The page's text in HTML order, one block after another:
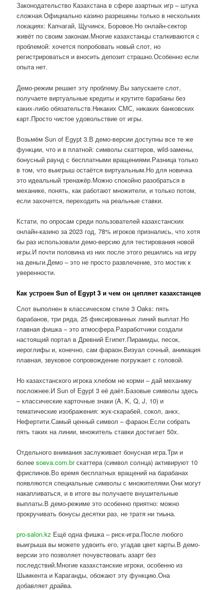
Законодательство Казахстана в сфере азартных игр – штука
сложная.Официально казино разрешены только в нескольких
локациях: Капчагай, Щучинск, Боровое.Но онлайн-сектор
живёт по своим законам.Многие казахстанцы сталкиваются с
проблемой: хочется попробовать новый слот, но
регистрироваться и вносить депозит страшно.Особенно если
опыта нет.
Демо-режим решает эту проблему.Вы запускаете слот,
получаете виртуальные кредиты и крутите барабаны без
каких-либо обязательств.Никаких СМС, никаких банковских
карт.Просто чистое удовольствие от игры.
Возьмём Sun of Egypt 3.В демо-версии доступны все те же
функции, что и в платной: символы скаттеров, wild-замены,
бонусный раунд с бесплатными вращениями.Разница только
в том, что выигрыш остаётся виртуальным.Но для новичка
это идеальный тренажёр.Можно спокойно разобраться в
механике, понять, как работают множители, и только потом,
если захочется, переходить на реальные ставки.
Кстати, по опросам среди пользователей казахстанских
онлайн-казино за 2023 год, 78% игроков признались, что хотя
бы раз использовали демо-версию для тестирования новой
игры.И почти половина из них после этого решились на игру
на деньги.Демо – это не просто развлечение, это мостик к
уверенности.
Как устроен Sun of Egypt 3 и чем он цепляет казахстанцев
Слот выполнен в классическом стиле 3 Oaks: пять
барабанов, три ряда, 25 фиксированных линий выплат.Но
главная фишка – это атмосфера.Разработчики создали
настоящий портал в Древний Египет.Пирамиды, песок,
иероглифы и, конечно, сам фараон.Визуал сочный, анимация
плавная, звуковое сопровождение погружает с головой.
Но казахстанского игрока хлебом не корми – дай механику
посложнее.И Sun of Egypt 3 её даёт.Базовые символы здесь
– классические карточные знаки (A, K, Q, J, 10) и
тематические изображения: жук-скарабей, сокол, анкх,
Нефертити.Самый ценный символ – фараон.Если собрать
пять таких на линии, множитель ставки достигает 50x.
Отдельного внимания заслуживает бонусная игра.Три и
болееsoeva.com.brскаттера (символ солнца) активируют 10
фриспинов.Во время бесплатных вращений на барабанах
появляются специальные символы с множителями.Они могут
накапливаться, и в итоге вы получаете внушительные
выплаты.В демо-режиме это особенно приятно: можно
прокручивать бонусы десятки раз, не тратя ни тиына.
pro-salon.kz Ещё одна фишка – риск-игра.После любого
выигрыша вы можете удвоить его, угадав цвет карты.В демо-
версии это позволяет почувствовать азарт без
последствий.Многие казахстанские игроки, особенно из
Шымкента и Караганды, обожают эту функцию.Она
добавляет драйва.